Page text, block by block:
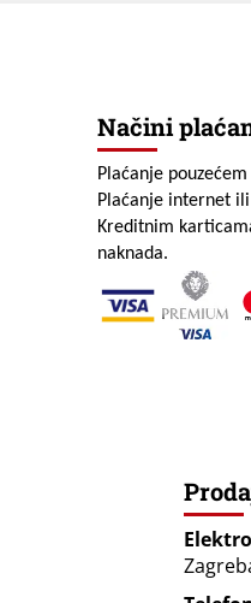
Načini
Plaćanje
Plaćanje internet
Kreditnim
naknada.